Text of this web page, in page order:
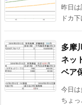
昨日は
ドカ
多摩
ネッ
ベア
今日は
ちょ